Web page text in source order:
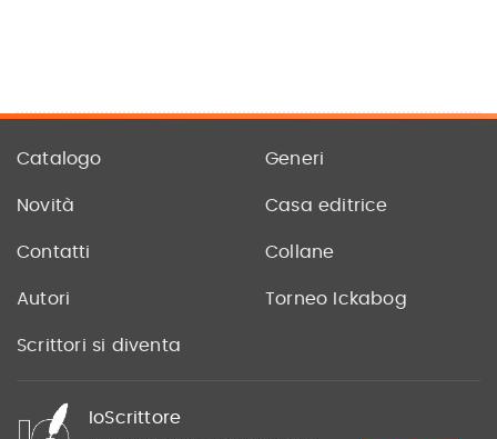
Catalogo Generi
Novità Casa editrice
Contatti Collane
Autori Torneo Ickabog
Scrittori si diventa
IoScrittore